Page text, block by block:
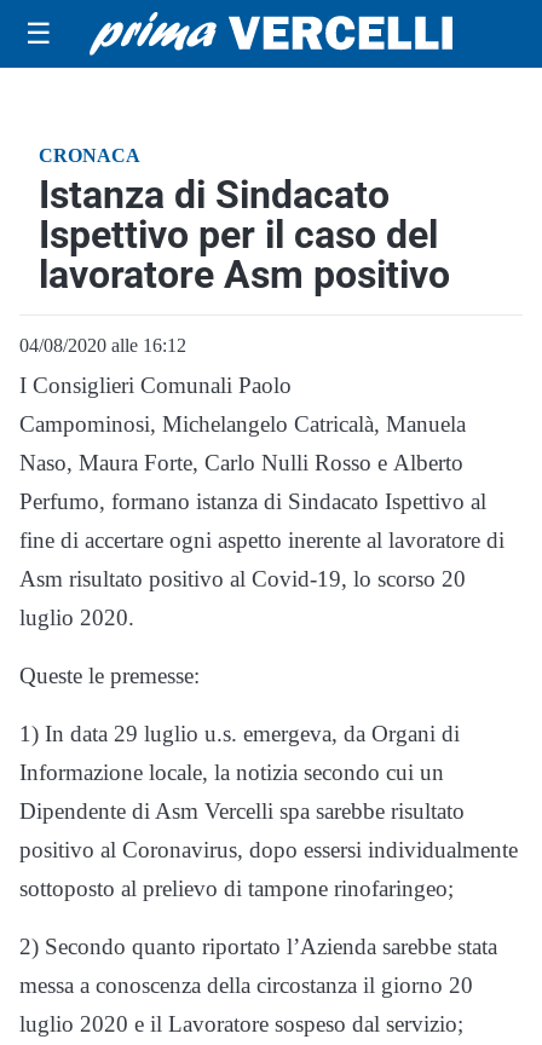
☰
CRONACA
Istanza di Sindacato
Ispettivo per il caso del
lavoratore Asm positivo
04/08/2020 alle 16:12
I Consiglieri Comunali Paolo
Campominosi, Michelangelo Catricalà, Manuela
Naso, Maura Forte, Carlo Nulli Rosso e Alberto
Perfumo, formano istanza di Sindacato Ispettivo al
fine di accertare ogni aspetto inerente al lavoratore di
Asm risultato positivo al Covid-19, lo scorso 20
luglio 2020.
Queste le premesse:
1) In data 29 luglio u.s. emergeva, da Organi di
Informazione locale, la notizia secondo cui un
Dipendente di Asm Vercelli spa sarebbe risultato
positivo al Coronavirus, dopo essersi individualmente
sottoposto al prelievo di tampone rinofaringeo;
2) Secondo quanto riportato l’Azienda sarebbe stata
messa a conoscenza della circostanza il giorno 20
luglio 2020 e il Lavoratore sospeso dal servizio;